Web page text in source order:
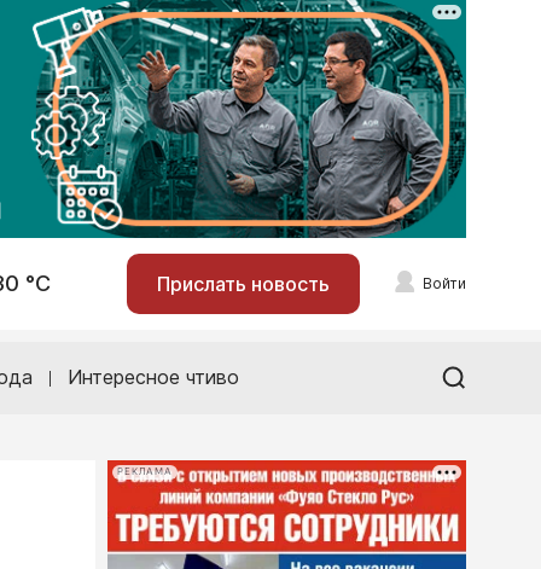
°С Прислать новость Войти
Интересное чтиво
РЕКЛАМА